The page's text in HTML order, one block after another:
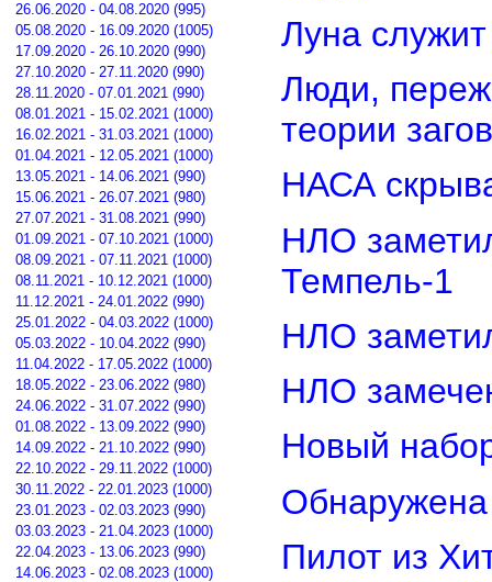
26.06.2020 - 04.08.2020 (995)
05.08.2020 - 16.09.2020 (1005)
17.09.2020 - 26.10.2020 (990)
27.10.2020 - 27.11.2020 (990)
28.11.2020 - 07.01.2021 (990)
08.01.2021 - 15.02.2021 (1000)
16.02.2021 - 31.03.2021 (1000)
01.04.2021 - 12.05.2021 (1000)
13.05.2021 - 14.06.2021 (990)
15.06.2021 - 26.07.2021 (980)
27.07.2021 - 31.08.2021 (990)
01.09.2021 - 07.10.2021 (1000)
08.09.2021 - 07.11.2021 (1000)
08.11.2021 - 10.12.2021 (1000)
11.12.2021 - 24.01.2022 (990)
25.01.2022 - 04.03.2022 (1000)
05.03.2022 - 10.04.2022 (990)
11.04.2022 - 17.05.2022 (1000)
18.05.2022 - 23.06.2022 (980)
24.06.2022 - 31.07.2022 (990)
01.08.2022 - 13.09.2022 (990)
14.09.2022 - 21.10.2022 (990)
22.10.2022 - 29.11.2022 (1000)
30.11.2022 - 22.01.2023 (1000)
23.01.2023 - 02.03.2023 (990)
03.03.2023 - 21.04.2023 (1000)
22.04.2023 - 13.06.2023 (990)
14.06.2023 - 02.08.2023 (1000)
Луна
Люди,
теории
НАСА
НЛО
Темпель-1
НЛО
НЛО
Новый
Обнаружена
Пилот из